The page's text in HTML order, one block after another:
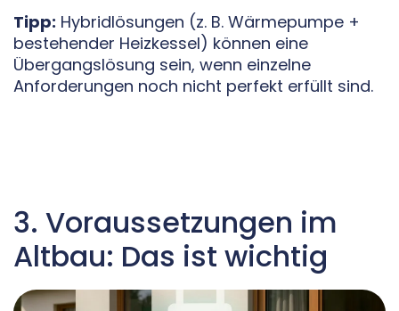
Tipp: Hybridlösungen (z. B. Wärmepumpe +
bestehender Heizkessel) können eine
Übergangslösung sein, wenn einzelne
Anforderungen noch nicht perfekt erfüllt sind.
3. Voraussetzungen im
Altbau: Das ist wichtig